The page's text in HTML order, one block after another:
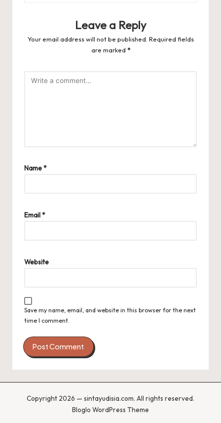
Leave a Reply
Your email address will not be published. Required fields
are marked *
Name*
Email*
Website
Save my name, email, and website in this browser for the next
time I comment.
Copyright 2026 — sintayudisia.com. All rights reserved.
Bloglo WordPress Theme